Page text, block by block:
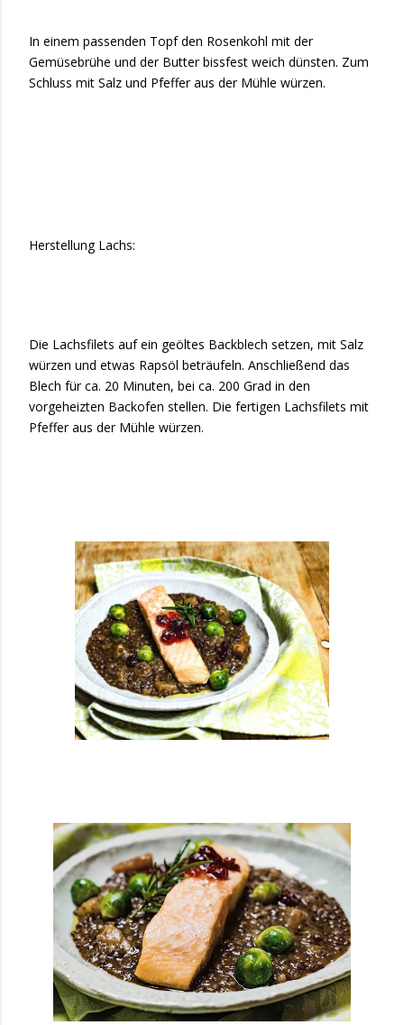
In einem passenden Topf den Rosenkohl mit der
Gemüsebrühe und der Butter bissfest weich dünsten. Zum
Schluss mit Salz und Pfeffer aus der Mühle würzen.
Herstellung Lachs:
Die Lachsfilets auf ein geöltes Backblech setzen, mit Salz
würzen und etwas Rapsöl beträufeln. Anschließend das
Blech für ca. 20 Minuten, bei ca. 200 Grad in den
vorgeheizten Backofen stellen. Die fertigen Lachsfilets mit
Pfeffer aus der Mühle würzen.